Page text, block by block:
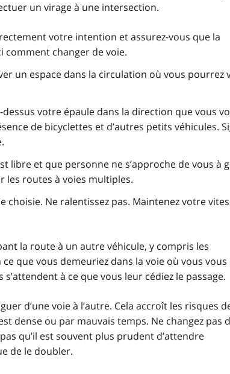
un virage à une intersection.
votre intention et assurez-vous que la
changer de voie.
un espace dans la circulation où vous pourrez
votre épaule dans la direction que vous
de bicyclettes et d’autres petits véhicules.
libre et que personne ne s’approche de vous à
les routes à voies multiples.
choisie. Ne ralentissez pas. Maintenez votre
la route à un autre véhicule, y compris les
que vous demeuriez dans la voie où vous vous
à ce que vous leur cédiez le passage.
d’une voie à l’autre. Cela accroît les risques
dense ou par mauvais temps. Ne changez pas
qu’il est souvent plus prudent d’attendre
de le doubler.